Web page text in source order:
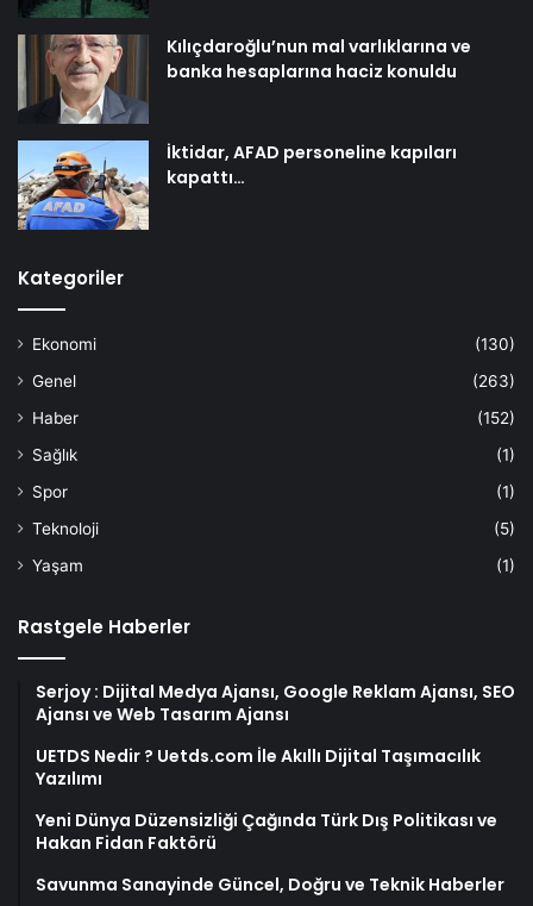
Kılıçdaroğlu’nun mal varlıklarına ve
banka hesaplarına haciz konuldu
İktidar, AFAD personeline kapıları
kapattı…
Kategoriler
Ekonomi
(130)
Genel
(263)
Haber
(152)
Sağlık
(1)
Spor
(1)
Teknoloji
(5)
Yaşam
(1)
Rastgele Haberler
Serjoy : Dijital Medya Ajansı, Google Reklam Ajansı, SEO
Ajansı ve Web Tasarım Ajansı
UETDS Nedir ? Uetds.com İle Akıllı Dijital Taşımacılık
Yazılımı
Yeni Dünya Düzensizliği Çağında Türk Dış Politikası ve
Hakan Fidan Faktörü
Savunma Sanayinde Güncel, Doğru ve Teknik Haberler